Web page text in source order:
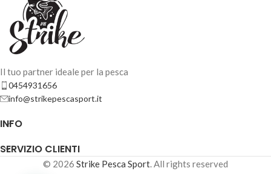
Il tuo partner ideale per la pesca
0454931656
info@strikepescasport.it
INFO
SERVIZIO CLIENTI
© 2026 Strike Pesca Sport. All rights reserved